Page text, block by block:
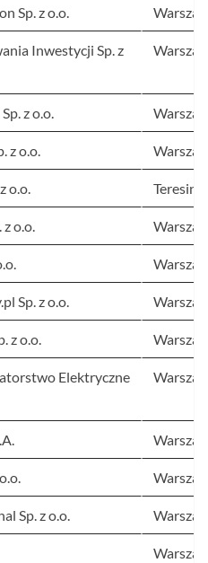
Sp. z o.o.
Inwestycji Sp. z
z o.o.
z o.o.
o.o. Teresin
z o.o.
Sp. z o.o.
z o.o.
Elektryczne
Sp. z o.o.